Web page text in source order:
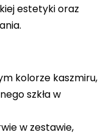
estetyki oraz
kolorze kaszmiru,
szkła w
w zestawie,